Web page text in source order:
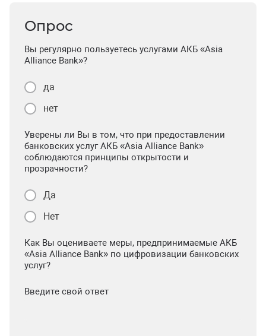
Опрос
Вы регулярно пользуетесь услугами АКБ «Asia
Alliance Bank»?
да
нет
Уверены ли Вы в том, что при предоставлении
банковских услуг АКБ «Asia Alliance Bank»
соблюдаются принципы открытости и
прозрачности?
Да
Нет
Как Вы оцениваете меры, предпринимаемые АКБ
«Asia Alliance Bank» по цифровизации банковских
услуг?
Введите свой ответ